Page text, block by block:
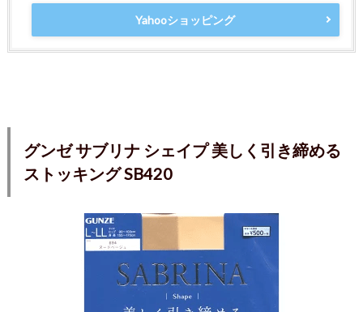
Yahooショッピング
グンゼ サブリナ シェイプ 美しく引き締める
ストッキング SB420